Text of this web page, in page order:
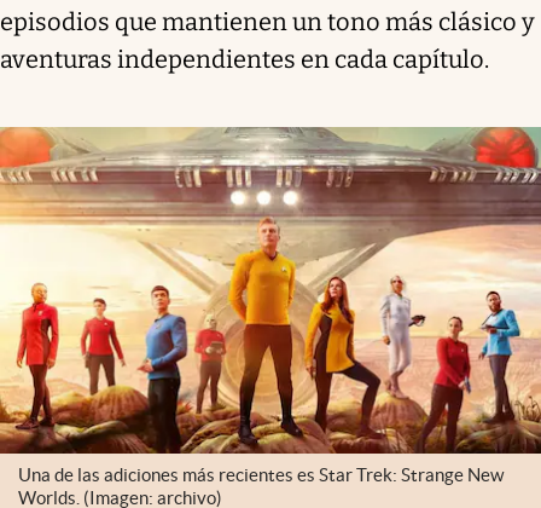
episodios que mantienen un tono más clásico y
aventuras independientes en cada capítulo.
Una de las adiciones más recientes es Star Trek: Strange New
Worlds. (Imagen: archivo)